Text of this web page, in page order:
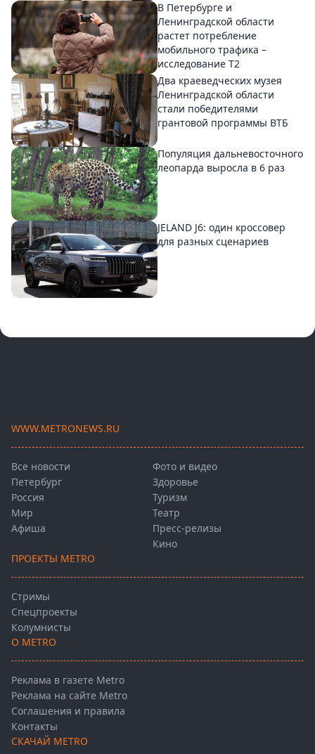
В Петербурге и
Ленинградской области
растет потребление
мобильного трафика –
исследование T2
Два краеведческих музея
Ленинградской области
стали победителями
грантовой программы ВТБ
Популяция дальневосточного
леопарда выросла в 6 раз
JELAND J6: один кроссовер
для разных сценариев
WWW.METRONEWS.RU
Все новости
Петербург
Россия
Мир
Афиша
Фото и видео
Здоровье
Туризм
Театр
Пресс-релизы
Кино
ПРОЕКТЫ METRO
Стримы
Спецпроекты
Колумнисты
О METRO
Реклама в газете Metro
Реклама на сайте Metro
Соглашения и правила
Контакты
СКАЧАЙ METRO